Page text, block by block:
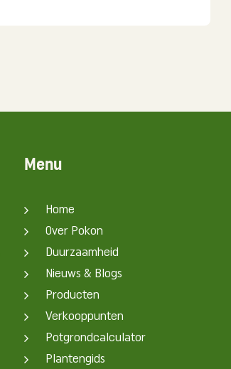
Menu
Home
Over Pokon
Duurzaamheid
Nieuws & Blogs
Producten
Verkooppunten
Potgrondcalculator
Plantengids